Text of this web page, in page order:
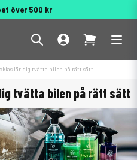
över 500 kr
lär dig tvätta bilen på rätt sätt
tvätta bilen på rätt sätt